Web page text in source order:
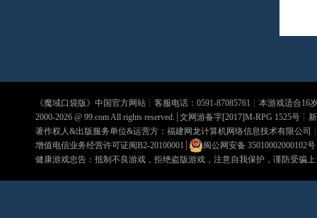
《魔域口袋版》中国官方网站┊客服电话：0591-87085761┊本游戏适合16
2000-2026 @ 99.comAll rights reserved.┊文网游备字[2017]M-RPG 1525号┊
著作权人&出版服务单位&运营方：福建网龙计算机网络信息技术有限公司
增值电信业务经营许可证闽B2-20100001 ┊ 闽公网安备 35010002000102号
健康游戏忠告：抵制不良游戏，拒绝盗版游戏，注意自我保护，谨防受骗